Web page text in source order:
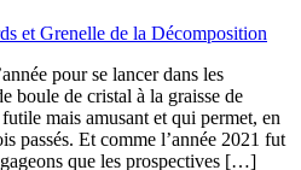
et Grenelle de la Décomposition
pour se lancer dans les
boule de cristal à la graisse de
mais amusant et qui permet, en
passés. Et comme l’année 2021 fut
que les prospectives […]